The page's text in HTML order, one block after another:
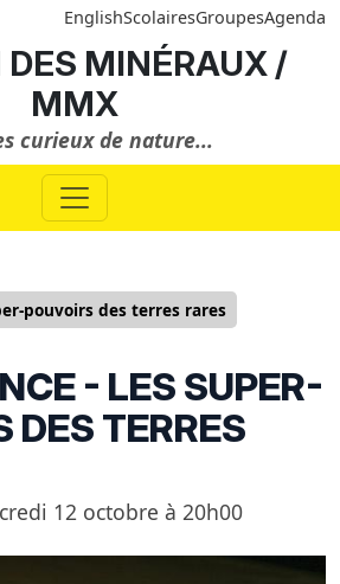
EnglishScolairesGroupesAgenda
MINÉRAUX /
MMX
curieux de nature...
pouvoirs des terres rares
- LES SUPER-
DES TERRES
12 octobre à 20h00